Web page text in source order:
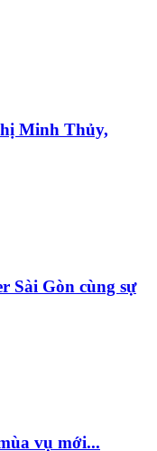
Minh Thủy,
Sài Gòn cùng sự
vụ mới...